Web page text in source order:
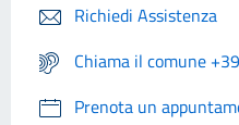
Richiedi Assistenza
Chiama il comune
Prenota un